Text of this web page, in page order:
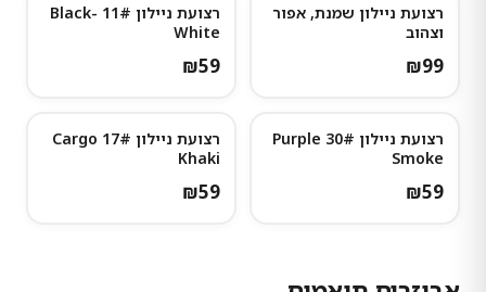
רצועת ניילון שמנת, אפור
וצהוב
₪99
רצועת ניילון 11# Black-
White
₪59
רצועת ניילון 30# Purple
Smoke
₪59
רצועת ניילון 17# Cargo
Khaki
₪59